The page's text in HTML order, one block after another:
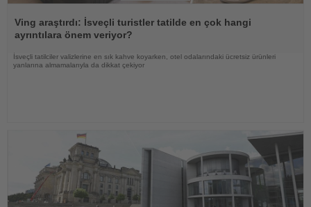
Oku
Ving araştırdı: İsveçli turistler tatilde en çok hangi
ayrıntılara önem veriyor?
İsveçli tatilciler valizlerine en sık kahve koyarken, otel odalarındaki ücretsiz ürünleri
yanlarına almamalarıyla da dikkat çekiyor